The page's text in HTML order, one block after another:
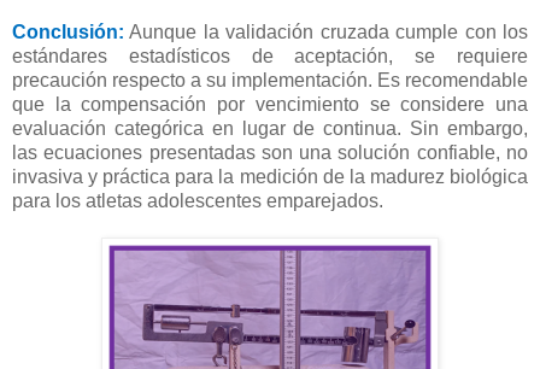
Conclusión: Aunque la validación cruzada cumple con los
estándares estadísticos de aceptación, se requiere
precaución respecto a su implementación. Es recomendable
que la compensación por vencimiento se considere una
evaluación categórica en lugar de continua. Sin embargo,
las ecuaciones presentadas son una solución confiable, no
invasiva y práctica para la medición de la madurez biológica
para los atletas adolescentes emparejados.